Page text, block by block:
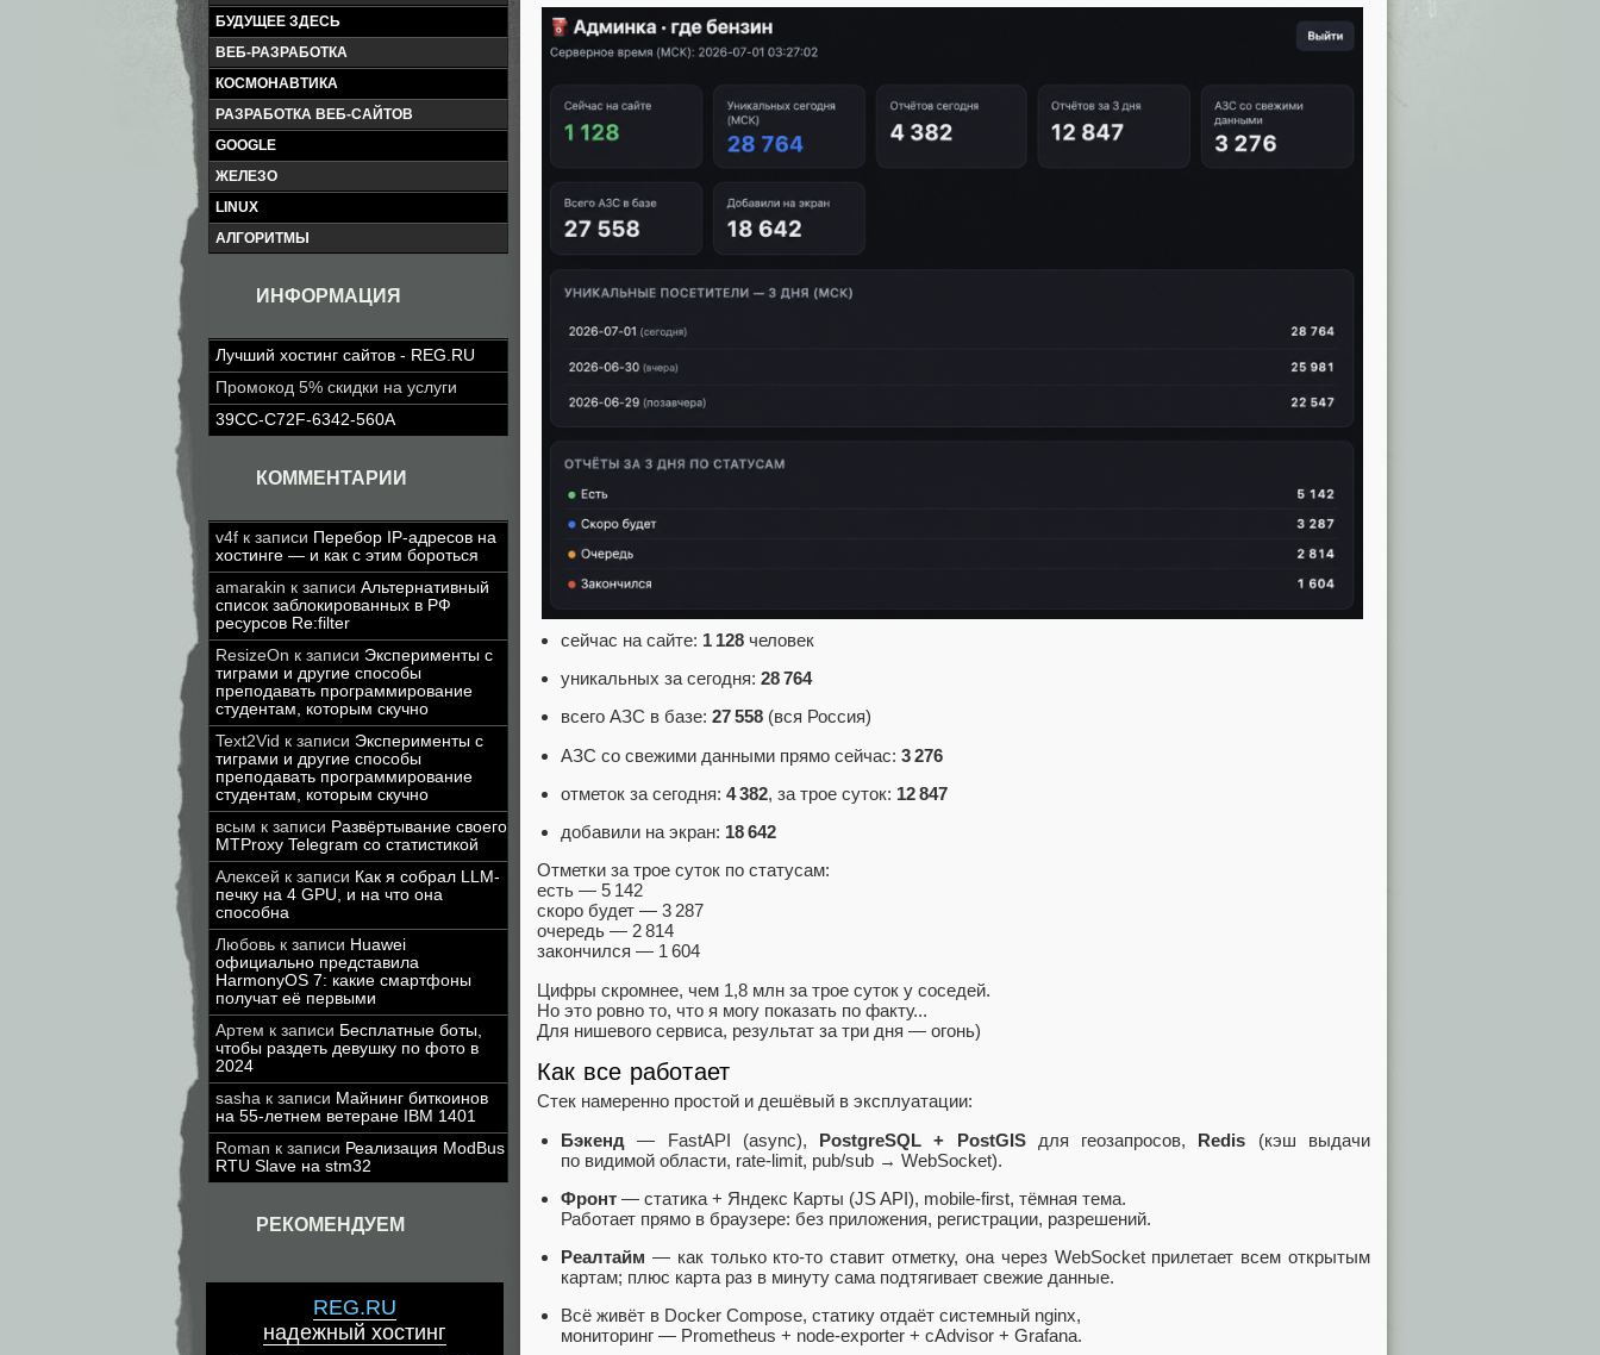
БУДУЩЕЕ ЗДЕСЬ
ВЕБ-РАЗРАБОТКА
КОСМОНАВТИКА
РАЗРАБОТКА ВЕБ-САЙТОВ
GOOGLE
ЖЕЛЕЗО
LINUX
АЛГОРИТМЫ
ИНФОРМАЦИЯ
Лучший хостинг сайтов - REG.RU
Промокод 5% скидки на услуги
39CC-C72F-6342-560A
КОММЕНТАРИИ
v4f к записи Перебор IP-адресов на
хостинге — и как с этим бороться
amarakin к записи Альтернативный
список заблокированных в РФ
ресурсов Re:filter
ResizeOn к записи Эксперименты с
тиграми и другие способы
преподавать программирование
студентам, которым скучно
Text2Vid к записи Эксперименты с
тиграми и другие способы
преподавать программирование
студентам, которым скучно
всым к записи Развёртывание своего
MTProxy Telegram со статистикой
Алексей к записи Как я собрал LLM-
печку на 4 GPU, и на что она
способна
Любовь к записи Huawei
официально представила
HarmonyOS 7: какие смартфоны
получат её первыми
Артем к записи Бесплатные боты,
чтобы раздеть девушку по фото в
2024
sasha к записи Майнинг биткоинов
на 55-летнем ветеране IBM 1401
Roman к записи Реализация ModBus
RTU Slave на stm32
РЕКОМЕНДУЕМ
REG.RU
надежный хостинг
сейчас на сайте: 1 128 человек
уникальных за сегодня: 28 764
всего АЗС в базе: 27 558 (вся Россия)
АЗС со свежими данными прямо сейчас: 3 276
отметок за сегодня: 4 382, за трое суток: 12 847
добавили на экран: 18 642
Отметки за трое суток по статусам:
есть — 5 142
скоро будет — 3 287
очередь — 2 814
закончился — 1 604
Цифры скромнее, чем 1,8 млн за трое суток у соседей.
Но это ровно то, что я могу показать по факту...
Для нишевого сервиса, результат за три дня — огонь)
Как все работает
Стек намеренно простой и дешёвый в эксплуатации:
Бэкенд — FastAPI (async), PostgreSQL + PostGISдля геозапросов, Redis (кэш выдачи
по видимой области, rate‑limit, pub/sub → WebSocket).
Фронт — статика + Яндекс Карты (JS API), mobile‑first, тёмная тема.
Работает прямо в браузере: без приложения, регистрации, разрешений.
Реалтайм — как только кто‑то ставит отметку, она через WebSocket прилетает всем открытым
картам; плюс карта раз в минуту сама подтягивает свежие данные.
Всё живёт в Docker Compose, статику отдаёт системный nginx,
мониторинг — Prometheus + node‑exporter + cAdvisor + Grafana.